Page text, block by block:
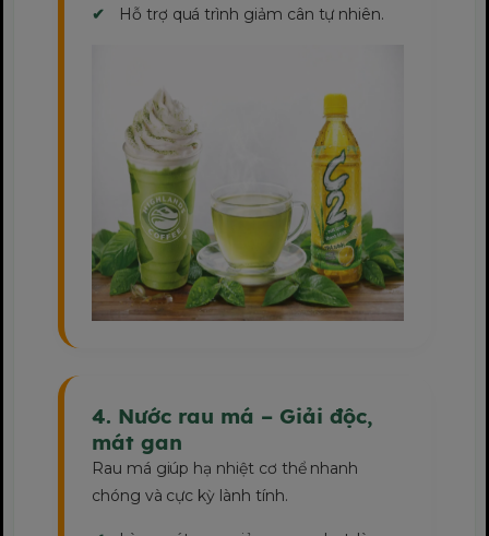
Hỗ trợ quá trình giảm cân tự nhiên.
4. Nước rau má – Giải độc,
mát gan
Rau má giúp hạ nhiệt cơ thể nhanh
chóng và cực kỳ lành tính.